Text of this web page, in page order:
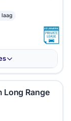
laag
Long Range